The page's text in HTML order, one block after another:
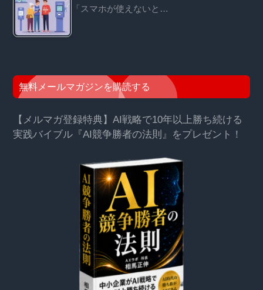
「スマホが使えないと…
無料メールマガジンを購読する
【メルマガ登録特典】AI戦略で10年以上勝ち続ける
実践バイブル『AI競争勝者の法則』をプレゼント！